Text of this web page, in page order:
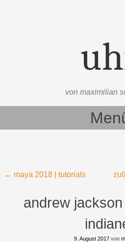
von maximilian
Beitragsnavigation
← maya 2018 | tutorials
andrew
9. August 2017 von